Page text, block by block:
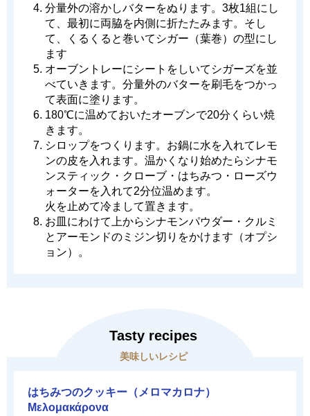
分量外の溶かしバターをぬります。3枚1組にし
て、最初に両脇を内側に折たたみます。そし
て、くるくると巻いてシガー（葉巻）の型にし
ます
オーブントレーにシートをしいてシガーズを並
べていきます。分量外のバターを刷毛をつかっ
て表面に塗ります。
180℃に温めておいたオーブンで20分くらい焼
きます。
シロップをつくります。お鍋に水を入れてレモ
ンの皮を入れます。温かくなり始めたらシナモ
ンスティック・クローブ・はちみつ・ローズウ
ォーターを入れて2分位温めます。
火を止めて冷まして置きます。
お皿にわけて上からシナモンパウダー・クルミ
とアーモンドのミジン切りをかけます（オプシ
ョン）。
Tasty recipes
美味しいレシピ
はちみつのクッキー（メロマカロナ）
Μελομακάρονα